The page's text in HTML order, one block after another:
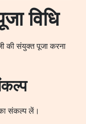
विधि
की संयुक्त पूजा करना
संकल्प लें।